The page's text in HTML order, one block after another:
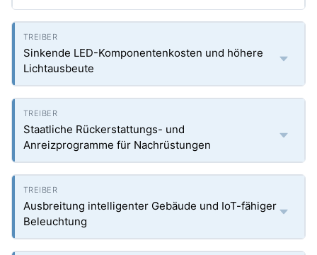
Sinkende LED-Komponentenkosten und höhere
Lichtausbeute
Staatliche Rückerstattungs- und
Anreizprogramme für Nachrüstungen
Ausbreitung intelligenter Gebäude und IoT-fähiger
Beleuchtung